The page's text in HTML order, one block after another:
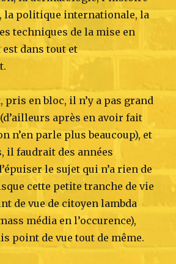
la politique internationale, la
techniques de la mise en
est dans tout et
pris en bloc, il n’y a pas grand
après en avoir fait
n’en parle plus beaucoup), et
il faudrait des années
le sujet qui n’a rien de
cette petite tranche de vie
de vue de citoyen lambda
média en l’occurence),
point de vue tout de même.